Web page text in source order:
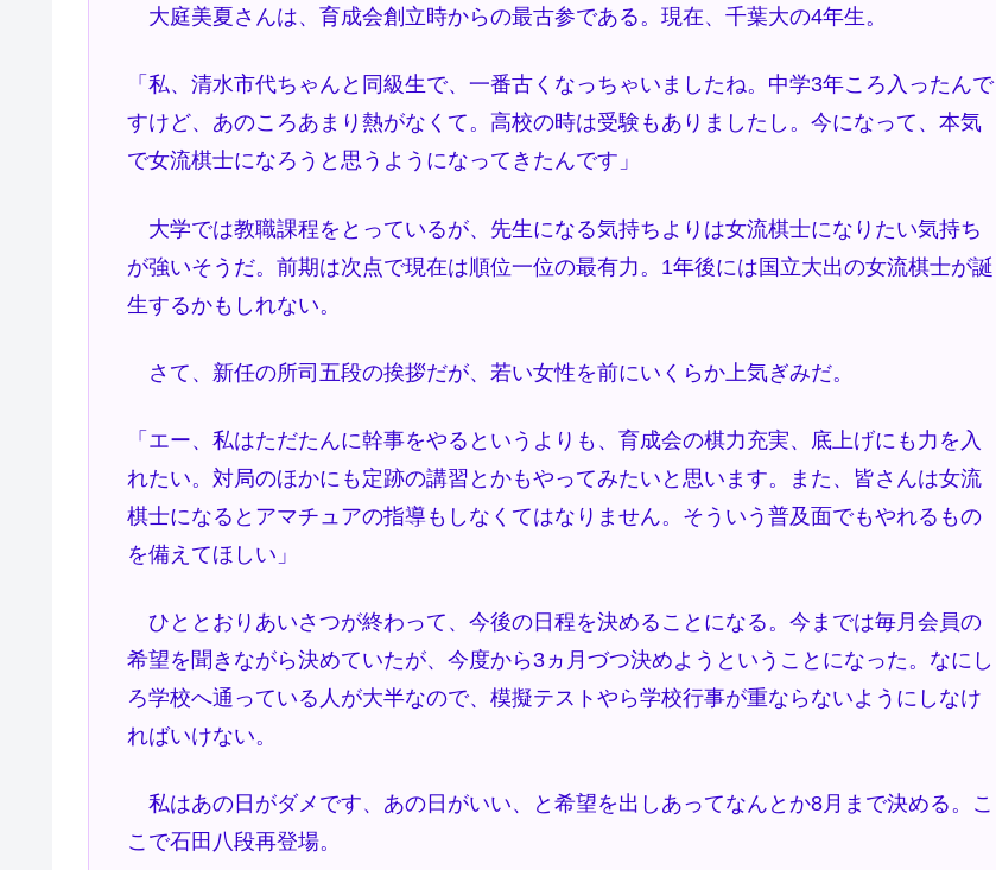
大庭美夏さんは、育成会創立時からの最古参である。現在、千葉大の4年生。
「私、清水市代ちゃんと同級生で、一番古くなっちゃいましたね。中学3年ころ入ったんで
すけど、あのころあまり熱がなくて。高校の時は受験もありましたし。今になって、本気
で女流棋士になろうと思うようになってきたんです」
大学では教職課程をとっているが、先生になる気持ちよりは女流棋士になりたい気持ち
が強いそうだ。前期は次点で現在は順位一位の最有力。1年後には国立大出の女流棋士が誕
生するかもしれない。
さて、新任の所司五段の挨拶だが、若い女性を前にいくらか上気ぎみだ。
「エー、私はただたんに幹事をやるというよりも、育成会の棋力充実、底上げにも力を入
れたい。対局のほかにも定跡の講習とかもやってみたいと思います。また、皆さんは女流
棋士になるとアマチュアの指導もしなくてはなりません。そういう普及面でもやれるもの
を備えてほしい」
ひととおりあいさつが終わって、今後の日程を決めることになる。今までは毎月会員の
希望を聞きながら決めていたが、今度から3ヵ月づつ決めようということになった。なにし
ろ学校へ通っている人が大半なので、模擬テストやら学校行事が重ならないようにしなけ
ればいけない。
私はあの日がダメです、あの日がいい、と希望を出しあってなんとか8月まで決める。こ
こで石田八段再登場。